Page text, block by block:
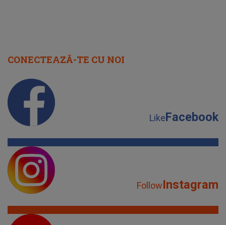
CONECTEAZĂ-TE CU NOI
LikeFacebook
FollowInstagram